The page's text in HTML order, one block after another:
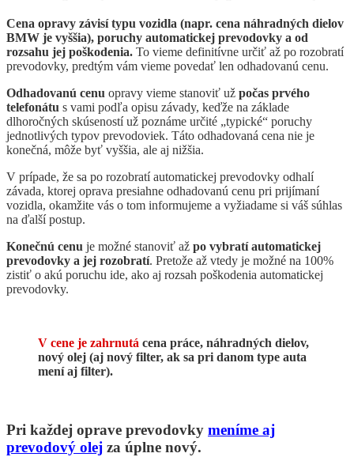
Cena opravy závisí typu vozidla (napr. cena náhradných dielov
BMW je vyššia), poruchy automatickej prevodovky a od
rozsahu jej poškodenia. To vieme definitívne určiť až po rozobratí
prevodovky, predtým vám vieme povedať len odhadovanú cenu.
Odhadovanú cenu opravy vieme stanoviť už počas prvého
telefonátu s vami podľa opisu závady, keďže na základe
dlhoročných skúseností už poznáme určité „typické“ poruchy
jednotlivých typov prevodoviek. Táto odhadovaná cena nie je
konečná, môže byť vyššia, ale aj nižšia.
V prípade, že sa po rozobratí automatickej prevodovky odhalí
závada, ktorej oprava presiahne odhadovanú cenu pri prijímaní
vozidla, okamžite vás o tom informujeme a vyžiadame si váš súhlas
na ďalší postup.
Konečnú cenu je možné stanoviť až po vybratí automatickej
prevodovky a jej rozobratí. Pretože až vtedy je možné na 100%
zistiť o akú poruchu ide, ako aj rozsah poškodenia automatickej
prevodovky.
V cene je zahrnutá cena práce, náhradných dielov,
nový olej (aj nový filter, ak sa pri danom type auta
mení aj filter).
Pri každej oprave prevodovky meníme aj
prevodový olej za úplne nový.